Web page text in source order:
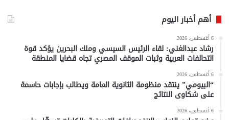
أهم أخبار اليوم
6 أغسطس، 2026
رشاد عبدالغني: لقاء الرئيس السيسي وملك البحرين يؤكد قوة
التحالفات العربية وثبات الموقف المصري تجاه قضايا المنطقة
6 أغسطس، 2026
“البيومي” ينتقد منظومة الثانوية العامة ويطالب بإجابات حاسمة
على شكاوى النتائج
6 أغسطس، 2026